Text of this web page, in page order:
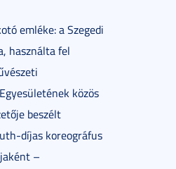
emléke: a Szegedi
használta fel
közös
beszélt
díjas koreográfus
–